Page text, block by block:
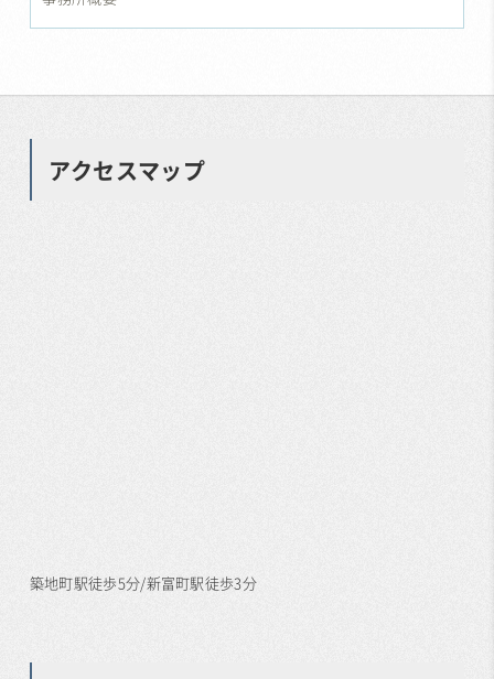
アクセスマップ
築地町駅徒歩5分/新富町駅徒歩3分